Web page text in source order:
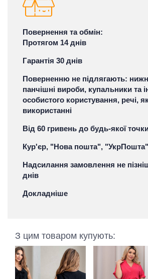
Повернення та обмін:
Протягом 14 днів
Гарантія 30 днів
Поверненню не підлягають:
панчішні вироби, купальники та
особистого користування, речі,
використанні
Від 60 гривень до будь-якої
Кур'єр, "Нова пошта", "УкрПошта"
Надсилання замовлення не
днів
Докладніше
З цим товаром купують: